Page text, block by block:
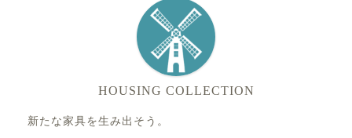
HOUSING COLLECTION
新たな家具を生み出そう。